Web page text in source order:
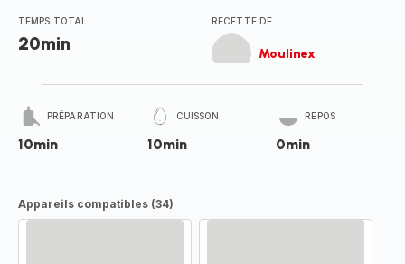
TEMPS TOTAL
20min
RECETTE DE
Moulinex
PRÉPARATION
10min
CUISSON
10min
REPOS
0min
Appareils compatibles (34)